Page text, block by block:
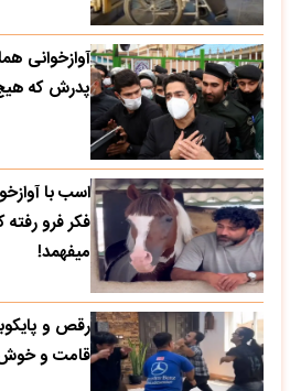
آوازخوانی
پدرش که
اسب با
فکر فرو
میفهمد!
رقص و
قامت و